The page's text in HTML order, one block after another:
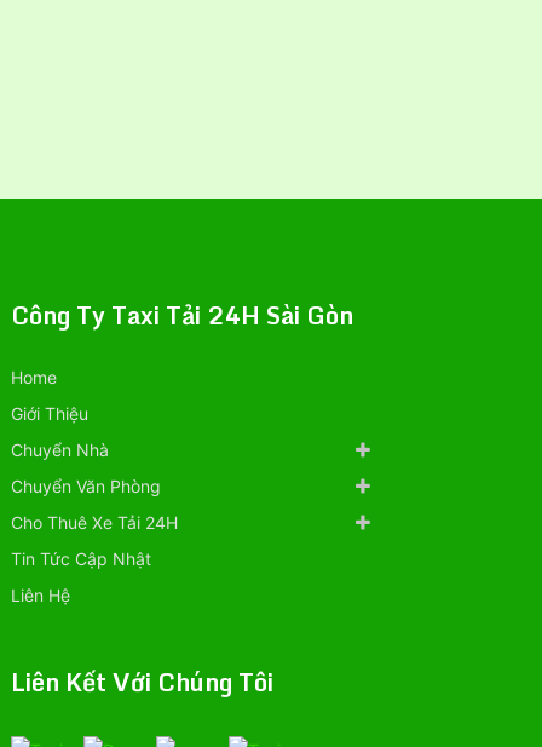
Công Ty Taxi Tải 24H Sài Gòn
Home
Giới Thiệu
Chuyển Nhà
Chuyển Văn Phòng
Cho Thuê Xe Tải 24H
Tin Tức Cập Nhật
Liên Hệ
Liên Kết Với Chúng Tôi